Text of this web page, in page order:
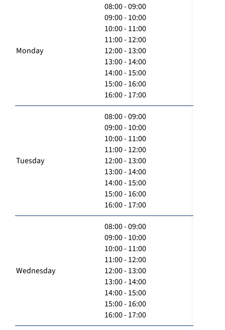
Monday
08:00 - 09:00
09:00 - 10:00
10:00 - 11:00
11:00 - 12:00
12:00 - 13:00
13:00 - 14:00
14:00 - 15:00
15:00 - 16:00
16:00 - 17:00
Tuesday
08:00 - 09:00
09:00 - 10:00
10:00 - 11:00
11:00 - 12:00
12:00 - 13:00
13:00 - 14:00
14:00 - 15:00
15:00 - 16:00
16:00 - 17:00
Wednesday
08:00 - 09:00
09:00 - 10:00
10:00 - 11:00
11:00 - 12:00
12:00 - 13:00
13:00 - 14:00
14:00 - 15:00
15:00 - 16:00
16:00 - 17:00